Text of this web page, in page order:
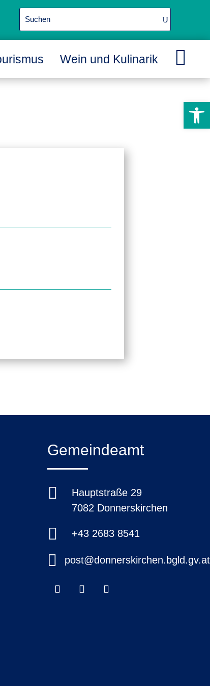
Wein und Kulinarik 
Gemeindeamt

Hauptstraße 29
7082 Donnerskirchen
 +43 2683 8541
 post@donnerskirchen.bgld.gv.at